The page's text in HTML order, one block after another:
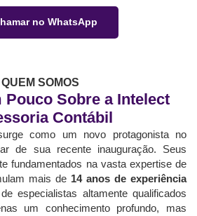
no WhatsApp
QUEM SOMOS
Pouco Sobre a Intelect
Contábil
como um novo protagonista no
de sua recente inauguração. Seus
fundamentados na vasta expertise de
mais de 14 anos de experiência
especialistas altamente qualificados
um conhecimento profundo, mas